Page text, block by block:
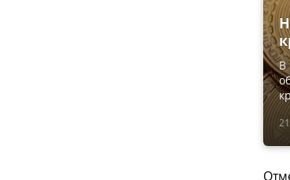
В